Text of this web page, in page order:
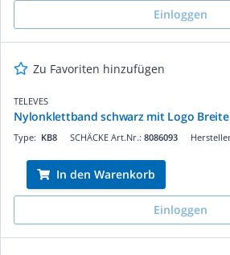
Einloggen
Zu Favoriten hinzufügen
TELEVES
Nylonklettband schwarz mit Logo
SCHÄCKE Art.Nr.: 8086093
Type: KB8
In den Warenkorb
Einloggen